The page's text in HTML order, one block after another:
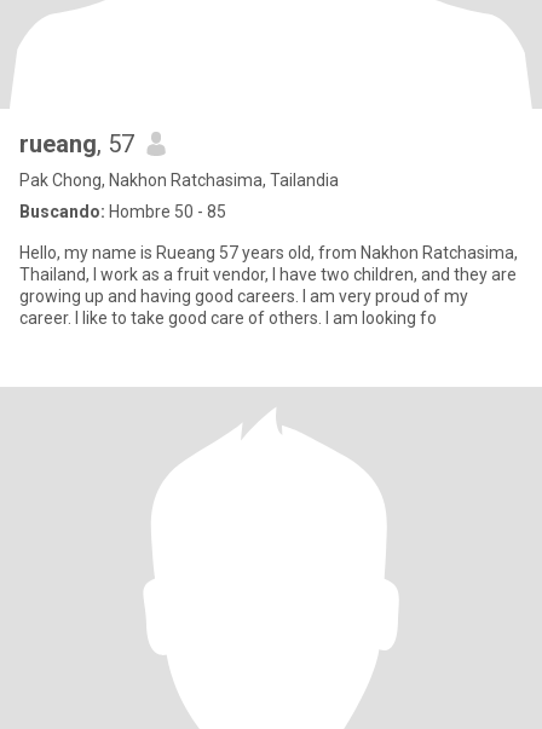
rueang, 57
Pak Chong, Nakhon Ratchasima, Tailandia
Buscando: Hombre 50 - 85
Hello, my name is Rueang 57 years old, from Nakhon Ratchasima,
Thailand, I work as a fruit vendor, I have two children, and they are
growing up and having good careers. I am very proud of my
career. I like to take good care of others. I am looking fo